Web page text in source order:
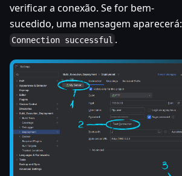
verificar a conexão. Se for bem-
sucedido, uma mensagem aparecerá:
Connection successful .